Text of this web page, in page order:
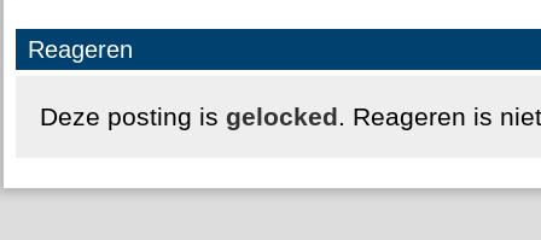
Reageren
Deze posting is gelocked. Reageren is